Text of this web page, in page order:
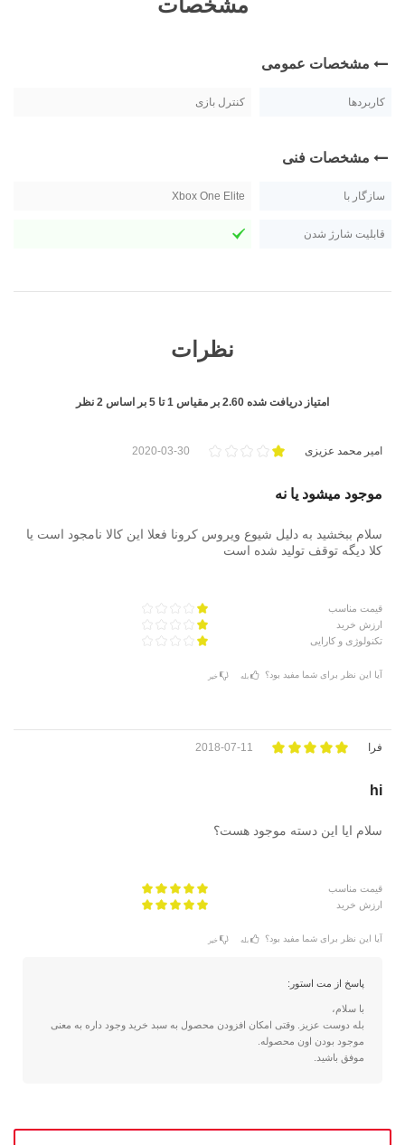
مشخصات عمومی
کاربردها کنترل بازی
مشخصات فنی
سازگار با Xbox One Elite
قابلیت شارژ شدن
نظرات
امتیاز دریافت شده 2.60 بر مقیاس 1تا 5 بر اساس 2 نظر
امیر محمد عزیزی 2020-03-30
موجود میشود یا نه
سلام ببخشید به دلیل شیوع ویروس کرونا فعلا این کالا نامجود است یا
کلا دیگه توقف تولید شده است
قیمت مناسب
ارزش خرید
تکنولوژی و کارایی
آیا این نظر برای شما مفید بود؟ بله خیر
فرا 2018-07-11
hi
سلام ایا این دسته موجود هست؟
قیمت مناسب
ارزش خرید
آیا این نظر برای شما مفید بود؟ بله خیر
پاسخ از مت استور:
با سلام،
بله دوست عزیز. وقتی امکان افزودن محصول به سبد خرید وجود داره به معنی
موجود بودن اون محصوله.
موفق باشید.